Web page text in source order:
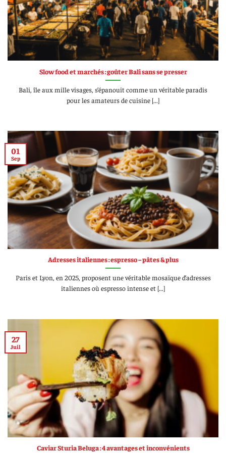
Slow food et marchés : goûter Bali sans se presser
Bali, île aux mille visages, s’épanouit comme un véritable paradis
pour les amateurs de cuisine [...]
Adresses italiennes : espresso – pâtes & plus
Paris et Lyon, en 2025, proposent une véritable mosaïque d’adresses
italiennes où espresso intense et [...]
01
Sep
Caviar Sturia Beluga : 4 avantages et inconvénients
27
Juil